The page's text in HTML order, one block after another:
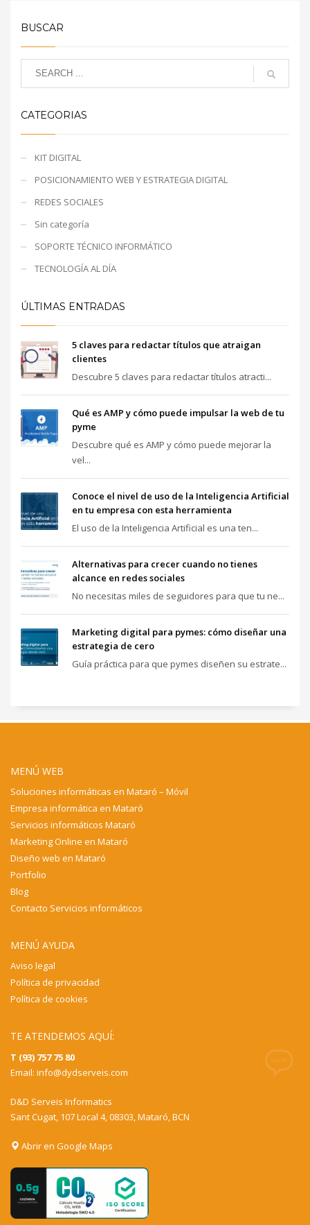
BUSCAR
CATEGORIAS
KIT DIGITAL
POSICIONAMIENTO WEB Y ESTRATEGIA DIGITAL
REDES SOCIALES
Sin categoría
SOPORTE TÉCNICO INFORMÁTICO
TECNOLOGÍA AL DÍA
ÚLTIMAS ENTRADAS
5 claves para redactar títulos que atraigan
clientes
Descubre 5 claves para redactar títulos atracti...
Qué es AMP y cómo puede impulsar la web de tu
pyme
Descubre qué es AMP y cómo puede mejorar la
vel...
Conoce el nivel de uso de la Inteligencia Artificial
en tu empresa con esta herramienta
El uso de la Inteligencia Artificial es una ten...
Alternativas para crecer cuando no tienes
alcance en redes sociales
No necesitas miles de seguidores para que tu ne...
Marketing digital para pymes: cómo diseñar una
estrategia de cero
Guía práctica para que pymes diseñen su estrate...
MENÚ WEB
Soluciones informáticas en Mataró – Móvil
Empresa informática en Mataró
Servicios informáticos Mataró
Marketing Online en Mataró
Diseño web en Mataró
Portfolio
Blog
Contacto Servicios informáticos
MENÚ AYUDA
Aviso legal
Política de privacidad
Política de cookies
TE ATENDEMOS AQUÍ:
T (93) 757 75 80
Email: info@dydserveis.com
D&D Serveis Informatics
Sant Cugat, 107 Local 4, 08303, Mataró, BCN
Abrir en Google Maps